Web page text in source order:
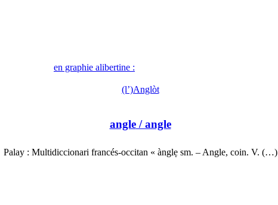
en graphie alibertine :
(l’)Anglòt
angle/ angle
Palay : Multidiccionari francés-occitan « ànglẹ sm. – Angle, coin. V. (…)